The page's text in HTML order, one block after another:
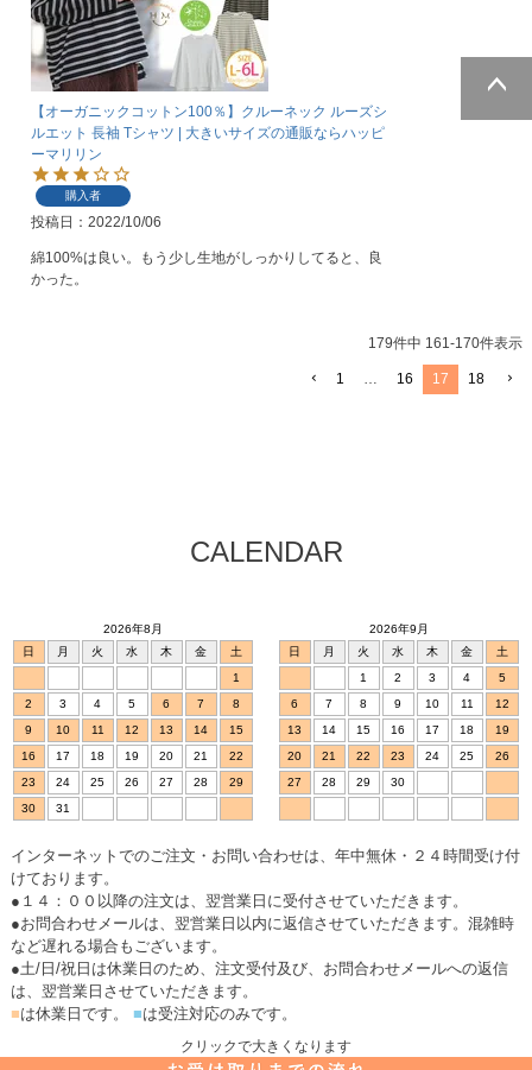
【オーガニックコットン100％】クルーネック ルーズシ
ルエット 長袖 Tシャツ | 大きいサイズの通販ならハッピ
ーマリリン
購入者
投稿日 2022/10/06
綿100%は良い。もう少し生地がしっかりしてると、良
かった。
179件中 161-170件表示
1 … 16 17 18
CALENDAR
2026年8月
日
月 火 水 木 金
土
1
2
3 4 5 6 7
8
9
10 11 12 13 14
15
16
17 18 19 20 21
22
23
24 25 26 27 28
29
30
31
2026年9月
日
月 火 水 木 金
土
1
2 3 4
5
6
7 8 9 10 11
12
13
14 15 16 17 18
19
20
21 22 23 24 25
26
27
28 29 30
インターネットでのご注文・お問い合わせは、年中無休・２４時間受け付
けております。
●１４：００以降の注文は、翌営業日に受付させていただきます。
●お問合わせメールは、翌営業日以内に返信させていただきます。混雑時
など遅れる場合もございます。
●土/日/祝日は休業日のため、注文受付及び、お問合わせメールへの返信
は、翌営業日させていただきます。
■は休業日です。 ■は受注対応のみです。
クリックで大きくなります